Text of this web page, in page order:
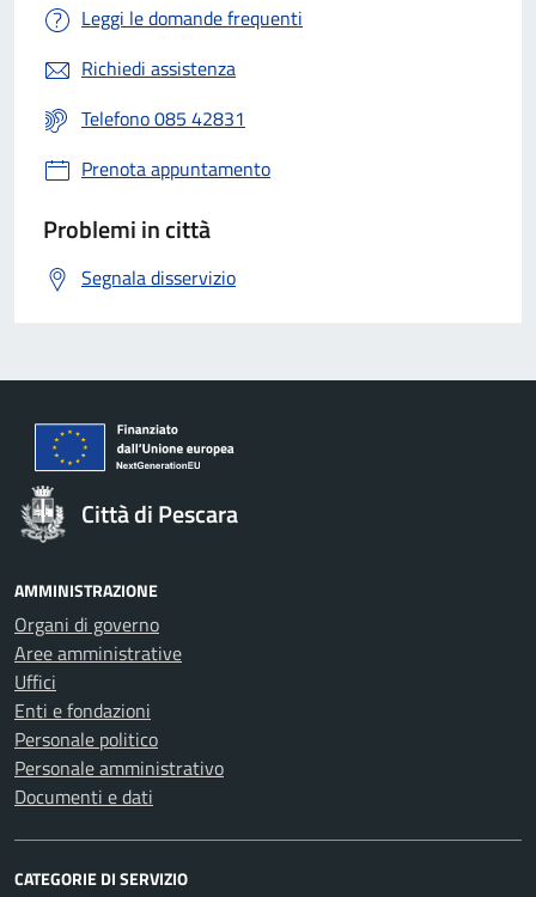
Leggi le domande frequenti
Richiedi assistenza
Telefono 085 42831
Prenota appuntamento
Problemi in città
Segnala disservizio
Città di Pescara
AMMINISTRAZIONE
Organi di governo
Aree amministrative
Uffici
Enti e fondazioni
Personale politico
Personale amministrativo
Documenti e dati
CATEGORIE DI SERVIZIO